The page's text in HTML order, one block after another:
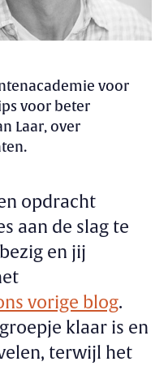
voor
voor beter
Laar, over
opdracht
aan de slag te
en jij
vorige blog.
klaar is en
terwijl het